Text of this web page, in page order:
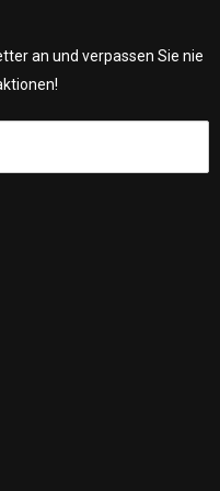
an und verpassen Sie nie